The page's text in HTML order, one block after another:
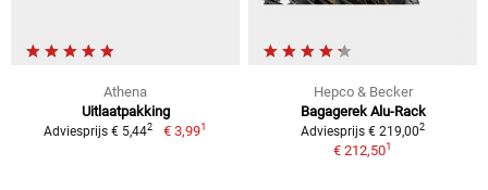
Athena
Uitlaatpakking
Adviesprijs € 5,442 € 3,991
Hepco & Becker
Bagagerek Alu-Rack
Adviesprijs € 219,002
€ 212,501